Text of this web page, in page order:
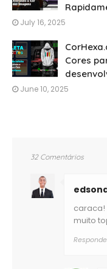
July 16, 2025
Cores
June 10, 2025
32 Comentários
caraca!
muito